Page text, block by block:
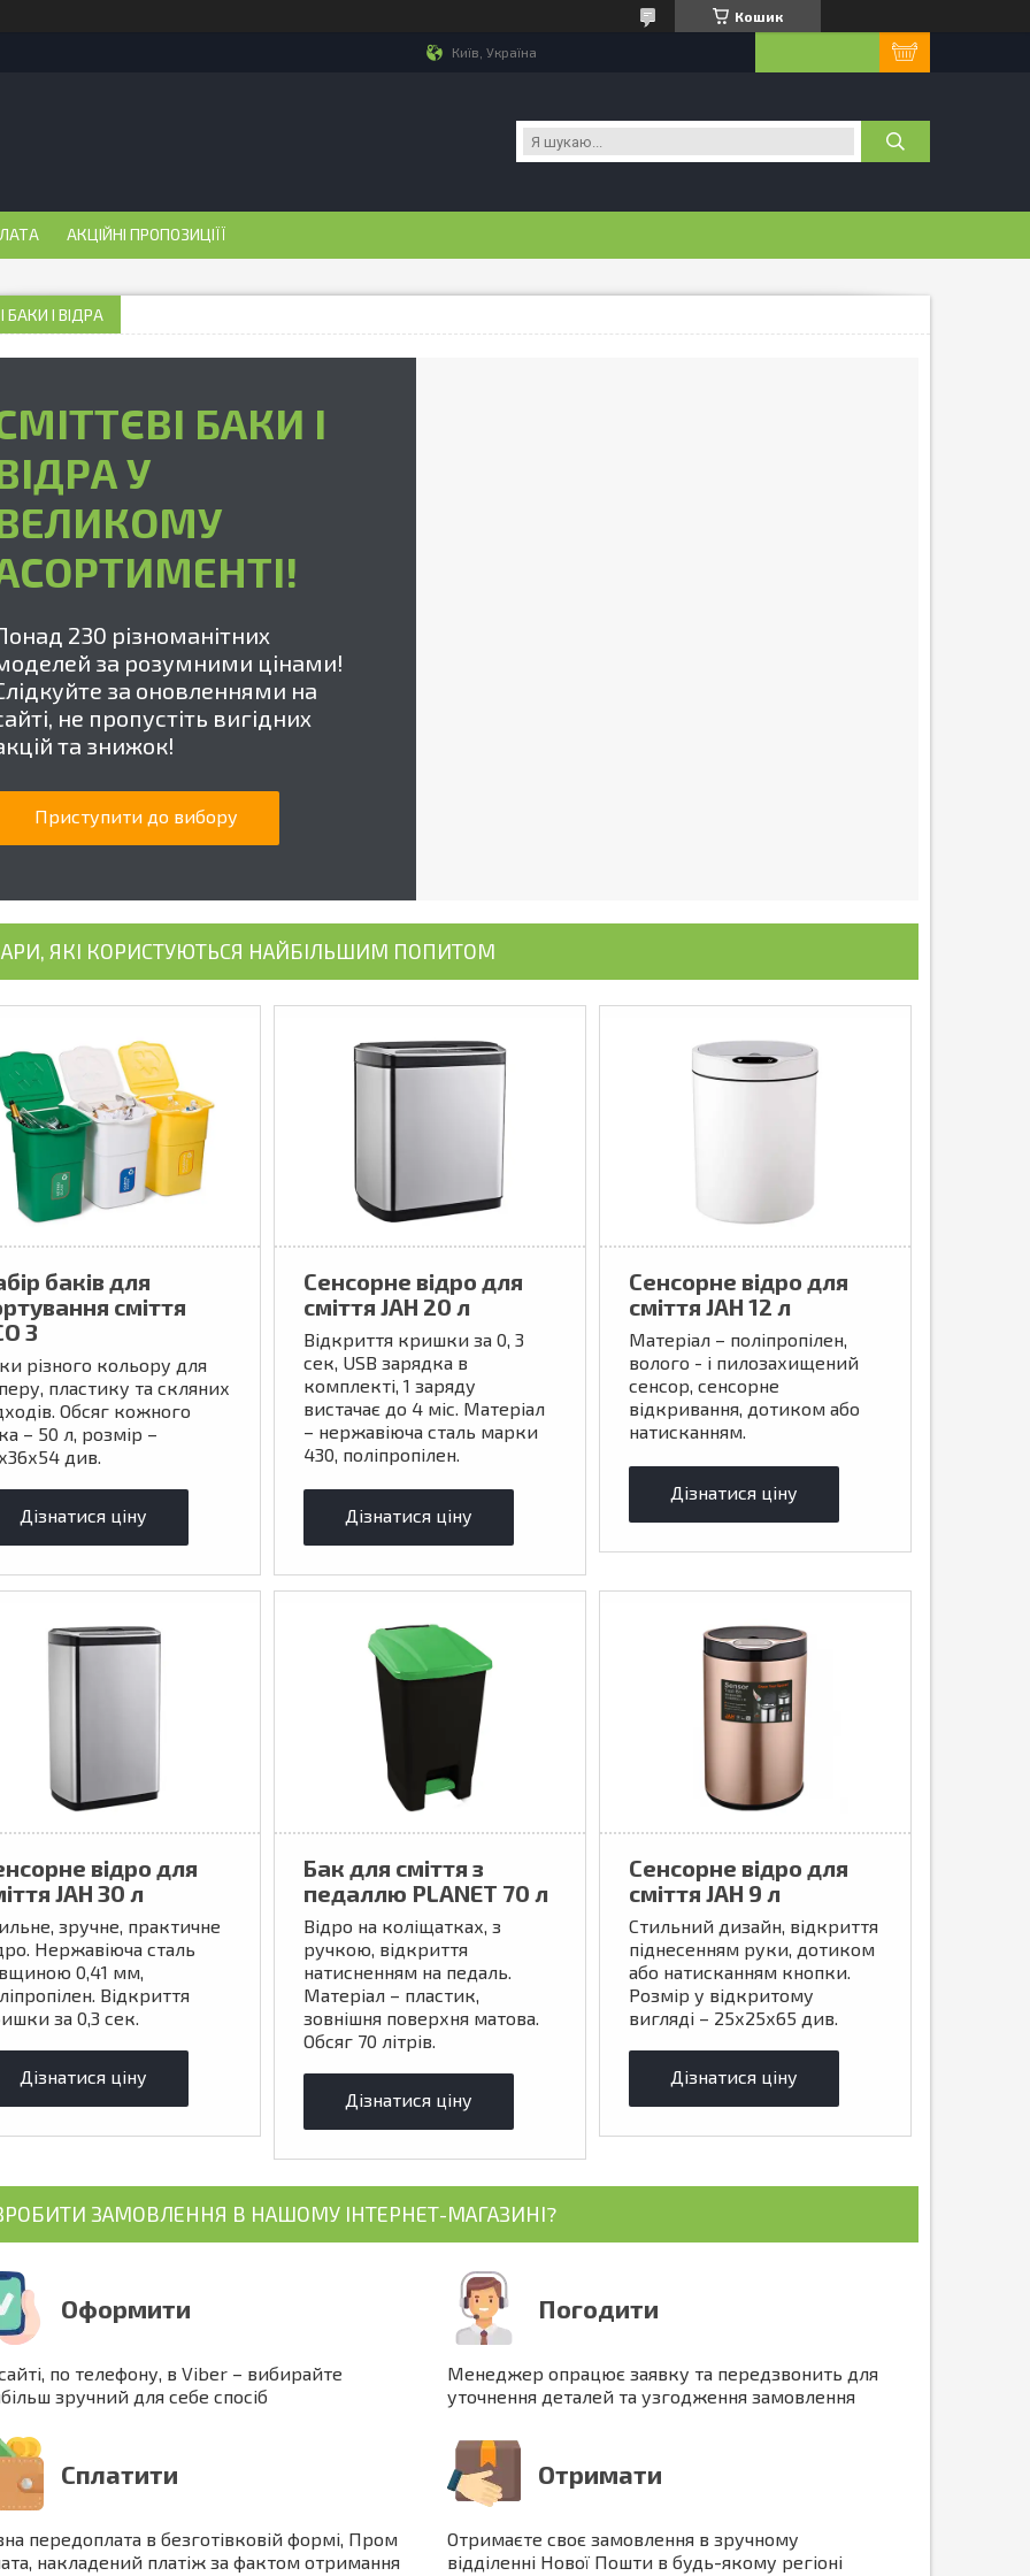
Кошик
Київ, Україна
АКЦІЙНІ ПРОПОЗИЦІЇЇ
БАКИ І ВІДРА
БАКИ І
У
230 різноманітних
за розумними цінами!
за оновленнями на
не пропустіть вигідних
та знижок!
Приступити до вибору
ЯКІ КОРИСТУЮТЬСЯ НАЙБІЛЬШИМ ПОПИТОМ
баків для
сміття
3
різного кольору для
пластику та скляних
Обсяг кожного
– 50 л, розмір –
див.
Дізнатися ціну
Сенсорне відро для
сміття JAH 20 л
Відкриття кришки за 0, 3
сек, USB зарядка в
комплекті, 1 заряду
вистачає до 4 міс. Матеріал
– нержавіюча сталь марки
430, поліпропілен.
Дізнатися ціну
Сенсорне відро для
сміття JAH 12 л
Матеріал – поліпропілен,
волого - і пилозахищений
сенсор, сенсорне
відкривання, дотиком або
натисканням.
Дізнатися ціну
відро для
JAH 30 л
зручне, практичне
Нержавіюча сталь
0,41 мм,
Відкриття
за 0,3 сек.
Дізнатися ціну
Бак для сміття з
педаллю PLANET 70 л
Відро на коліщатках, з
ручкою, відкриття
натисненням на педаль.
Матеріал – пластик,
зовнішня поверхня матова.
Обсяг 70 літрів.
Дізнатися ціну
Сенсорне відро для
сміття JAH 9 л
Стильний дизайн, відкриття
піднесенням руки, дотиком
або натисканням кнопки.
Розмір у відкритому
вигляді – 25х25х65 див.
Дізнатися ціну
ЗАМОВЛЕННЯ В НАШОМУ ІНТЕРНЕТ-МАГАЗИНІ?
Оформити
по телефону, в Viber – вибирайте
зручний для себе спосіб
Погодити
Менеджер опрацює заявку та передзвонить для
уточнення деталей та узгодження замовлення
Сплатити
передоплата в безготівковій формі, Пром
накладений платіж за фактом отримання
Отримати
Отримаєте своє замовлення в зручному
відділенні Нової Пошти в будь-якому регіоні